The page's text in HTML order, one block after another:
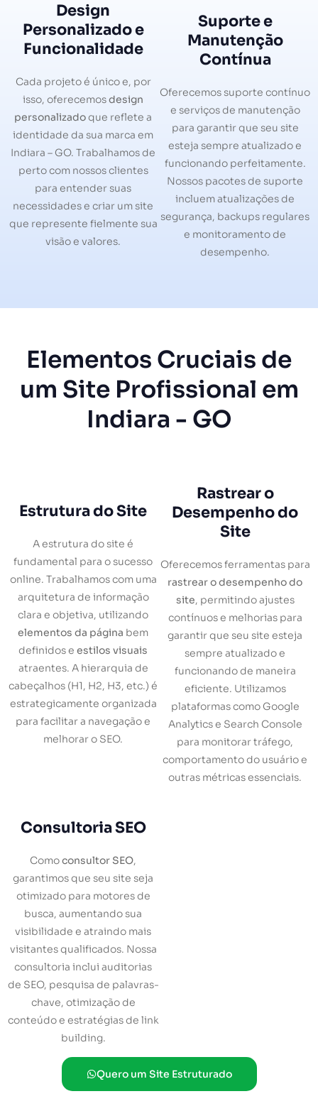
Design
Personalizado e
Funcionalidade
Cada projeto é único e, por
isso, oferecemosdesign
personalizadoque reflete a
identidade da sua marca em
Indiara – GO. Trabalhamos de
perto com nossos clientes
para entender suas
necessidades e criar um site
que represente fielmente sua
visão e valores.
Suporte e
Manutenção
Contínua
Oferecemos suporte contínuo
e serviços de manutenção
para garantir que seu site
esteja sempre atualizado e
funcionando perfeitamente.
Nossos pacotes de suporte
incluem atualizações de
segurança, backups regulares
e monitoramento de
desempenho.
Elementos Cruciais de
um Site Profissional em
Indiara - GO
Estrutura do Site
A estrutura do site é
fundamental para o sucesso
online. Trabalhamos com uma
arquitetura de informação
clara e objetiva, utilizando
elementos da página bem
definidos e estilos visuais
atraentes. A hierarquia de
cabeçalhos (H1, H2, H3, etc.) é
estrategicamente organizada
para facilitar a navegação e
melhorar o SEO.
Rastrear o
Desempenho do
Site
Oferecemos ferramentas para
rastrear o desempenho do
site, permitindo ajustes
contínuos e melhorias para
garantir que seu site esteja
sempre atualizado e
funcionando de maneira
eficiente. Utilizamos
plataformas como Google
Analytics e Search Console
para monitorar tráfego,
comportamento do usuário e
outras métricas essenciais.
Consultoria SEO
Comoconsultor SEO,
garantimos que seu site seja
otimizado para motores de
busca, aumentando sua
visibilidade e atraindo mais
visitantes qualificados. Nossa
consultoria inclui auditorias
de SEO, pesquisa de palavras-
chave, otimização de
conteúdo e estratégias de link
building.
Quero um Site Estruturado